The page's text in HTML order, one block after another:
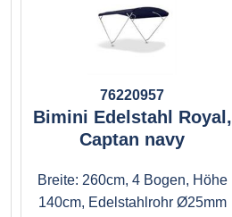
76220957
Bimini Edelstahl Royal,
Captan navy
Breite: 260cm, 4 Bogen, Höhe
140cm, Edelstahlrohr Ø25mm